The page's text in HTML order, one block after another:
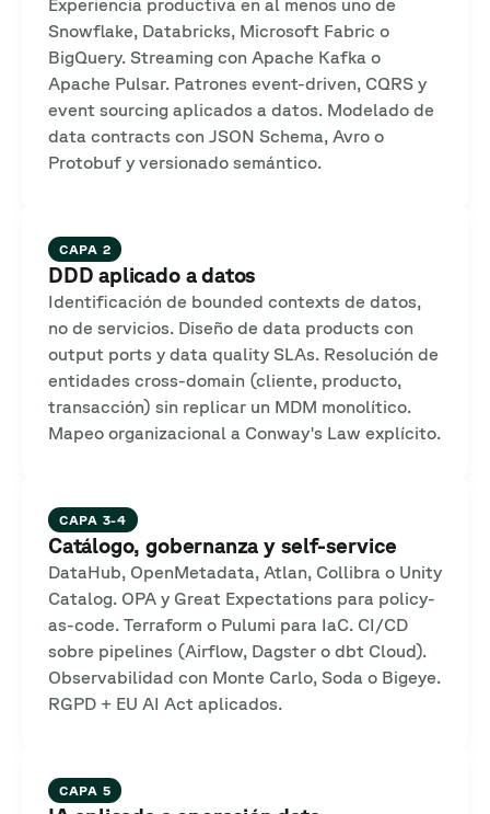
Experiencia productiva en al menos uno de
Snowflake, Databricks, Microsoft Fabric o
BigQuery. Streaming con Apache Kafka o
Apache Pulsar. Patrones event-driven, CQRS y
event sourcing aplicados a datos. Modelado de
data contracts con JSON Schema, Avro o
Protobuf y versionado semántico.
CAPA 2
DDD aplicado a datos
Identificación de bounded contexts de datos,
no de servicios. Diseño de data products con
output ports y data quality SLAs. Resolución de
entidades cross-domain (cliente, producto,
transacción) sin replicar un MDM monolítico.
Mapeo organizacional a Conway's Law explícito.
CAPA 3-4
Catálogo, gobernanza y self-service
DataHub, OpenMetadata, Atlan, Collibra o Unity
Catalog. OPA y Great Expectations para policy-
as-code. Terraform o Pulumi para IaC. CI/CD
sobre pipelines (Airflow, Dagster o dbt Cloud).
Observabilidad con Monte Carlo, Soda o Bigeye.
RGPD + EU AI Act aplicados.
CAPA 5